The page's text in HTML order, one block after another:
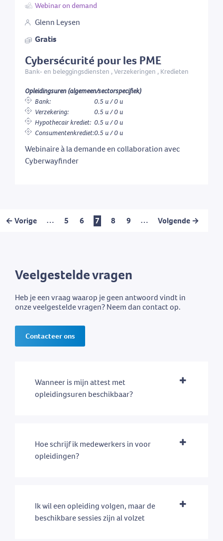
Cybersécurité pour les PME
Bank- en beleggingsdiensten , Verzekeringen , Kredieten
Opleidingsuren (algemeen/sectorspecifiek)
Bank:
0.5 u / 0 u
Verzekering:
0.5 u / 0 u
Hypothecair krediet: 0.5 u / 0 u
Consumentenkrediet:0.5 u / 0 u
Webinaire à la demande en collaboration avec
Cyberwayfinder
Webinar on demand
Glenn Leysen
Gratis
← Vorige … 5 6 7 8 9 … Volgende →
Veelgestelde vragen
Heb je een vraag waarop je geen antwoord vindt in
onze veelgestelde vragen? Neem dan contact op.
Contacteer ons
Wanneer is mijn attest met
opleidingsuren beschikbaar?
Hoe schrijf ik medewerkers in voor
opleidingen?
Ik wil een opleiding volgen, maar de
beschikbare sessies zijn al volzet